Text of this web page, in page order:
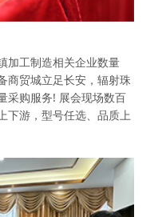
加工制造相关企业数量
商贸城立足长安，辐射珠
采购服务! 展会现场数百
下游，型号任选、品质上